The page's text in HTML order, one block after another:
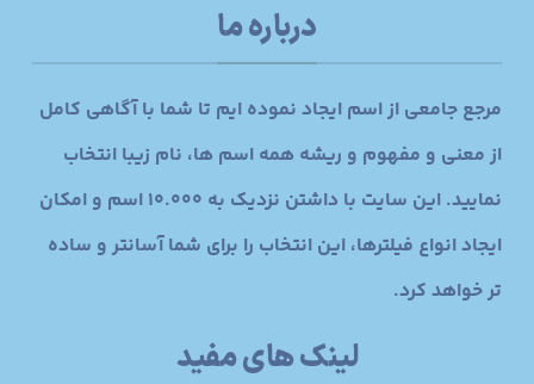
درباره ما
مرجع جامعی از اسم ایجاد نموده ایم تا شما با آگاهی کامل
از معنی و مفهوم و ریشه همه اسم ها، نام زیبا انتخاب
نمایید. این سایت با داشتن نزدیک به 10.000 اسم و امکان
ایجاد انواع فیلترها، این انتخاب را برای شما آسانتر و ساده
تر خواهد کرد.
لینک های مفید